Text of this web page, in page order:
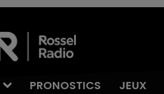
PRONOSTICS JEUX